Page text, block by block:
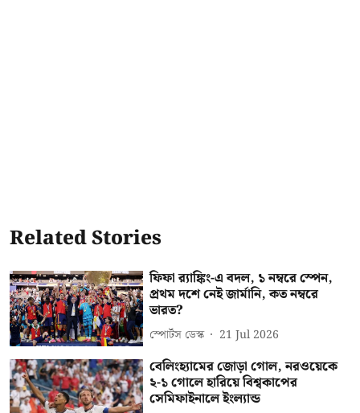
Related Stories
ফিফা র‍্যাঙ্কিং-এ বদল, ১ নম্বরে স্পেন,
প্রথম দশে নেই জার্মানি, কত নম্বরে
ভারত?
স্পোর্টস ডেস্ক 21 Jul 2026
বেলিংহ্যামের জোড়া গোল, নরওয়েকে
২-১ গোলে হারিয়ে বিশ্বকাপের
সেমিফাইনালে ইংল্যান্ড